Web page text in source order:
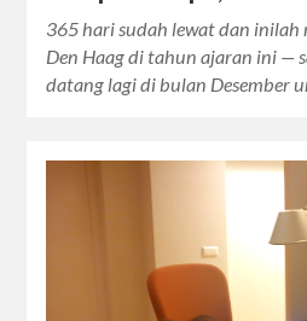
365 hari sudah lewat dan inilah
Den Haag di tahun ajaran ini —
datang lagi di bulan Desember